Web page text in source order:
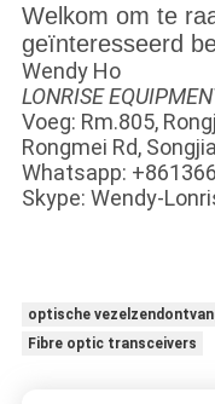
Welkom om te
geïnteresseerd
Wendy Ho
LONRISE
Voeg: Rm.805,
Rongmei Rd,
Whatsapp:
Skype: Wendy-
optische
Fibre optic transceivers